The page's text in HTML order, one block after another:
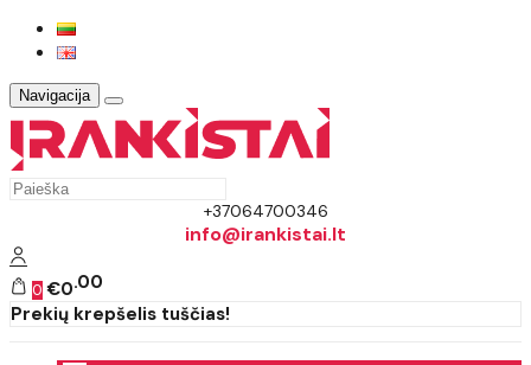
Navigacija
+37064700346
info@irankistai.lt
0 €0 00
Prekių krepšelis tuščias!